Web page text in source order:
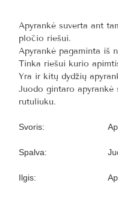
Apyrankė suverta ant
pločio riešui.
Apyrankė pagaminta iš
Tinka riešui kurio
Yra ir kitų dydžių
Juodo gintaro apyrankė
rutuliuku.
Svoris:
Spalva:
Ilgis: